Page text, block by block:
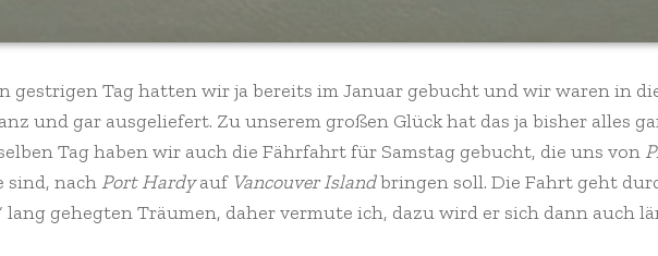
gestrigen Tag hatten wir ja bereits im Januar gebucht und wir waren in
und gar ausgeliefert. Zu unserem großen Glück hat das ja bisher alles
Tag haben wir auch die Fährfahrt für Samstag gebucht, die uns von
sind, nach Port Hardyauf Vancouver Islandbringen soll. Die Fahrt geht
lang gehegten Träumen, daher vermute ich, dazu wird er sich dann auch